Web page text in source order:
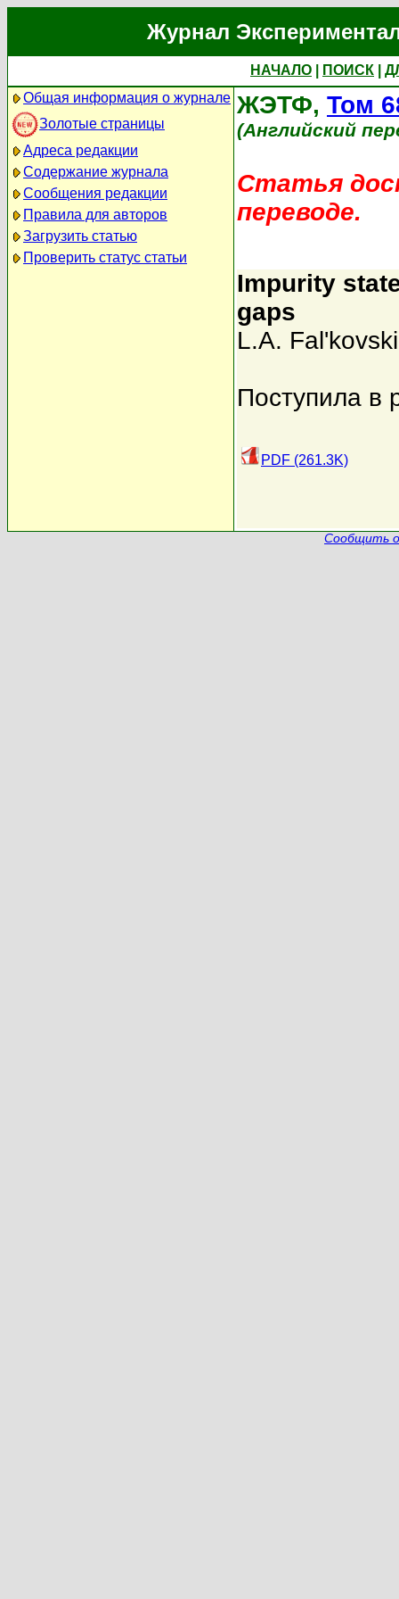
Журнал
НАЧАЛО ПОИСК
Общая информация о журнале
Золотые страницы
Адреса редакции
Содержание журнала
Сообщения редакции
Правила для авторов
Загрузить статью
Проверить статус статьи
ЖЭТФ, Том
(Английский
Статья
переводе.
Impurity
gaps
L.A.
Поступила в
PDF (261.3K)
Сообщить о